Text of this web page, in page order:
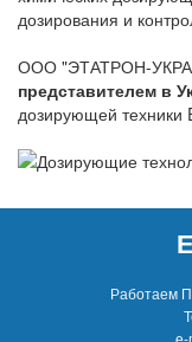
дозирования и
ООО "ЭТАТРОН-
представителем в
дозирующей техники
Работаем
e-